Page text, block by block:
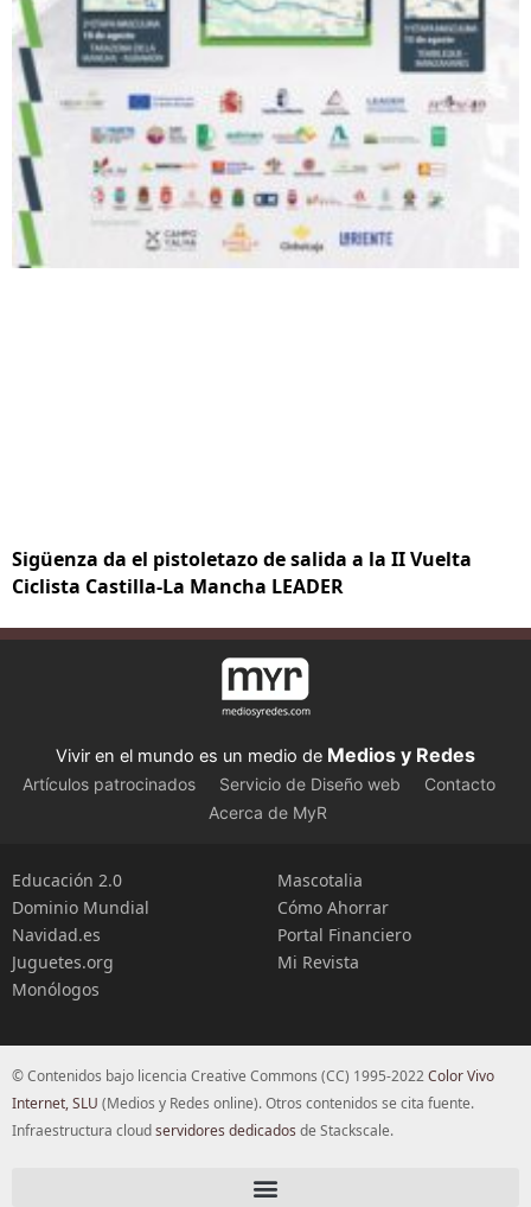
Sigüenza da el pistoletazo de salida a la II Vuelta
Ciclista Castilla-La Mancha LEADER
Vivir en el mundo es un medio de Medios y Redes
Artículos patrocinados Servicio de Diseño web
Contacto
Acerca de MyR
Educación 2.0
Dominio Mundial
Navidad.es
Juguetes.org
Monólogos
Mascotalia
Cómo Ahorrar
Portal Financiero
Mi Revista
© Contenidos bajo licencia Creative Commons (CC) 1995-2022Color Vivo
Internet, SLU (Medios y Redes online). Otros contenidos se cita fuente.
Infraestructura cloudservidores dedicados de Stackscale.